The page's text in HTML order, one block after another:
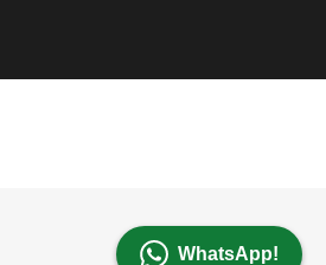
WhatsApp!